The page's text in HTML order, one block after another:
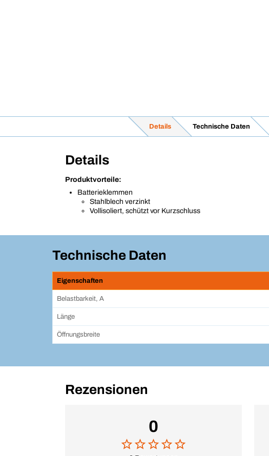
Details Technische Daten
Details
Produktvorteile:
Batterieklemmen
Stahlblech verzinkt
Vollisoliert, schützt vor Kurzschluss
Technische Daten
Eigenschaften
Belastbarkeit, A
Länge
Öffnungsbreite
Rezensionen
0